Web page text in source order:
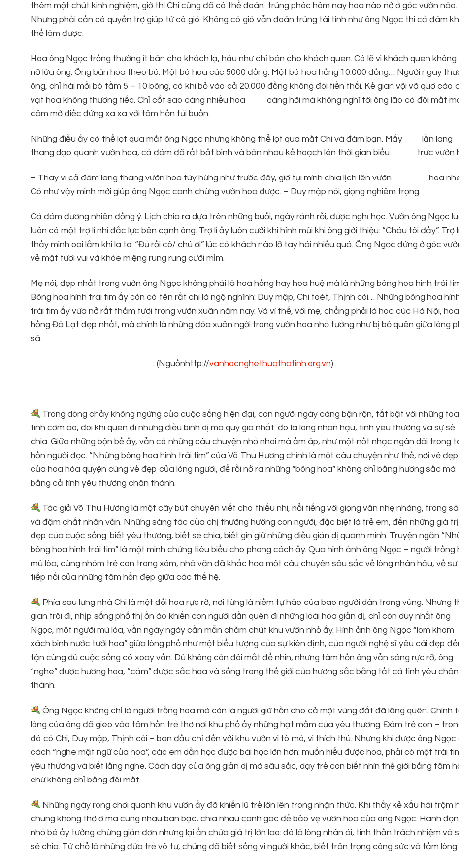
thêm một chút kinh nghiệm, giờ thì Chi cũng đã có thể đoán trúng phóc hôm nay hoa nào nở ở góc vườn nào.
Nhưng phải cần có quyền trợ giúp từ cô gió. Không có gió vẫn đoán trúng tài tình như ông Ngọc thì cả đám
thể làm được.
Hoa ông Ngọc trồng thường ít bán cho khách lạ, hầu như chỉ bán cho khách quen. Có lẽ vì khách quen không
nỡ lừa ông. Ông bán hoa theo bó. Một bó hoa cúc 5000 đồng. Một bó hoa hồng 10.000 đồng… Người ngay
ông, chỉ hái mỗi bó tầm 5 – 10 bông, có khi bỏ vào cả 20.000 đồng không đòi tiền thối. Kẻ gian vội vã quơ cào
vạt hoa không thương tiếc. Chỉ cốt sao càng nhiều hoa càng hời mà không nghĩ tới ông lão có đôi mắt
câm mờ điếc đứng xa xa với tâm hồn tủi buồn.
Những điều ấy có thể lọt qua mắt ông Ngọc nhưng không thể lọt qua mắt Chi và đám bạn. Mấy lần lang
thang dạo quanh vườn hoa, cả đám đã rất bất bình và bàn nhau kế hoạch lên thời gian biểu trực vườn
– Thay vì cả đám lang thang vườn hoa tùy hứng như trước đây, giờ tụi mình chia lịch lên vườn hoa
Có như vậy mình mới giúp ông Ngọc canh chừng vườn hoa được. – Duy mập nói, giọng nghiêm trọng.
Cả đám đương nhiên đồng ý. Lịch chia ra dựa trên những buổi, ngày rảnh rỗi, được nghỉ học. Vườn ông Ngọc
luôn có một trợ lí nhí đắc lực bên cạnh ông. Trợ lí ấy luôn cười khì hỉnh mũi khi ông giới thiệu: “Cháu tôi đấy”. Trợ
thấy mình oai lắm khi la to: “Đủ rồi cô/ chú ơi” lúc có khách nào lỡ tay hái nhiều quá. Ông Ngọc đứng ở góc
vẻ mặt tươi vui và khóe miệng rung rung cười mỉm.
Mẹ nói, đẹp nhất trong vườn ông Ngọc không phải là hoa hồng hay hoa huệ mà là những bông hoa hình trái
Bông hoa hình trái tim ấy còn có tên rất chi là ngộ nghĩnh: Duy mập, Chi toét, Thịnh còi… Những bông hoa
trái tim ấy vừa nở rất thắm tươi trong vườn xuân năm nay. Và vì thế, với mẹ, chẳng phải là hoa cúc Hà Nội, hoa
hồng Đà Lạt đẹp nhất, mà chính là những đóa xuân ngời trong vườn hoa nhỏ tưởng như bị bỏ quên giữa lòng
sá.
(Nguồnhttp://vanhocnghethuathatinh.org.vn)
Trong dòng chảy không ngừng của cuộc sống hiện đại, con người ngày càng bận rộn, tất bật với những
tính cơm áo, đôi khi quên đi những điều bình dị mà quý giá nhất: đó là lòng nhân hậu, tình yêu thương và sự sẻ
chia. Giữa những bộn bề ấy, vẫn có những câu chuyện nhỏ nhoi mà ấm áp, như một nốt nhạc ngân dài trong
hồn người đọc. “Những bông hoa hình trái tim” của Võ Thu Hương chính là một câu chuyện như thế, nơi vẻ đẹp
của hoa hòa quyện cùng vẻ đẹp của lòng người, để rồi nở ra những “bông hoa” không chỉ bằng hương sắc mà
bằng cả tình yêu thương chân thành.
Tác giả Võ Thu Hương là một cây bút chuyên viết cho thiếu nhi, nổi tiếng với giọng văn nhẹ nhàng, trong
và đậm chất nhân văn. Những sáng tác của chị thường hướng con người, đặc biệt là trẻ em, đến những giá
đẹp của cuộc sống: biết yêu thương, biết sẻ chia, biết gìn giữ những điều giản dị quanh mình. Truyện ngắn
bông hoa hình trái tim” là một minh chứng tiêu biểu cho phong cách ấy. Qua hình ảnh ông Ngọc – người trồng
mù lòa, cùng nhóm trẻ con trong xóm, nhà văn đã khắc họa một câu chuyện sâu sắc về lòng nhân hậu, về sự
tiếp nối của những tâm hồn đẹp giữa các thế hệ.
Phía sau lưng nhà Chi là một đồi hoa rực rỡ, nơi từng là niềm tự hào của bao người dân trong vùng. Nhưng
gian trôi đi, nhịp sống phố thị ồn ào khiến con người dần quên đi những loài hoa giản dị, chỉ còn duy nhất ông
Ngọc, một người mù lòa, vẫn ngày ngày cần mẫn chăm chút khu vườn nhỏ ấy. Hình ảnh ông Ngọc “lom khom
xách bình nước tưới hoa” giữa lòng phố như một biểu tượng của sự kiên định, của người nghệ sĩ yêu cái đẹp
tận cùng dù cuộc sống có xoay vần. Dù không còn đôi mắt để nhìn, nhưng tâm hồn ông vẫn sáng rực rỡ, ông
“nghe” được hương hoa, “cảm” được sắc hoa và sống trong thế giới của hương sắc bằng tất cả tình yêu chân
thành.
Ông Ngọc không chỉ là người trồng hoa mà còn là người giữ hồn cho cả một vùng đất đã lãng quên. Chính
lòng của ông đã gieo vào tâm hồn trẻ thơ nơi khu phố ấy những hạt mầm của yêu thương. Đám trẻ con –
đó có Chi, Duy mập, Thịnh còi – ban đầu chỉ đến với khu vườn vì tò mò, vì thích thú. Nhưng khi được ông Ngọc
cách “nghe mật ngữ của hoa”, các em dần học được bài học lớn hơn: muốn hiểu được hoa, phải có một trái
yêu thương và biết lắng nghe. Cách dạy của ông giản dị mà sâu sắc, dạy trẻ con biết nhìn thế giới bằng tâm
chứ không chỉ bằng đôi mắt.
Những ngày rong chơi quanh khu vườn ấy đã khiến lũ trẻ lớn lên trong nhận thức. Khi thấy kẻ xấu hái trộm
chúng không thờ ơ mà cùng nhau bàn bạc, chia nhau canh gác để bảo vệ vườn hoa của ông Ngọc. Hành
nhỏ bé ấy tưởng chừng giản đơn nhưng lại ẩn chứa giá trị lớn lao: đó là lòng nhân ái, tinh thần trách nhiệm và
sẻ chia. Từ chỗ là những đứa trẻ vô tư, chúng đã biết sống vì người khác, biết trân trọng công sức và tấm lòng